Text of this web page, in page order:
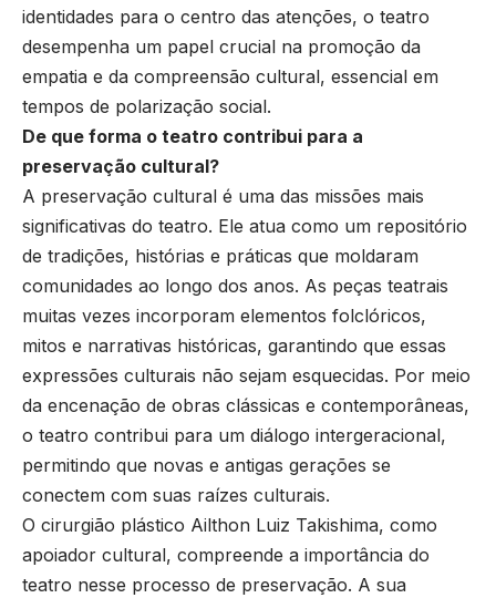
identidades para o centro das atenções, o teatro
desempenha um papel crucial na promoção da
empatia e da compreensão cultural, essencial em
tempos de polarização social.
De que forma o teatro contribui para a
preservação cultural?
A preservação cultural é uma das missões mais
significativas do teatro. Ele atua como um repositório
de tradições, histórias e práticas que moldaram
comunidades ao longo dos anos. As peças teatrais
muitas vezes incorporam elementos folclóricos,
mitos e narrativas históricas, garantindo que essas
expressões culturais não sejam esquecidas. Por meio
da encenação de obras clássicas e contemporâneas,
o teatro contribui para um diálogo intergeracional,
permitindo que novas e antigas gerações se
conectem com suas raízes culturais.
O cirurgião plástico Ailthon Luiz Takishima, como
apoiador cultural, compreende a importância do
teatro nesse processo de preservação. A sua